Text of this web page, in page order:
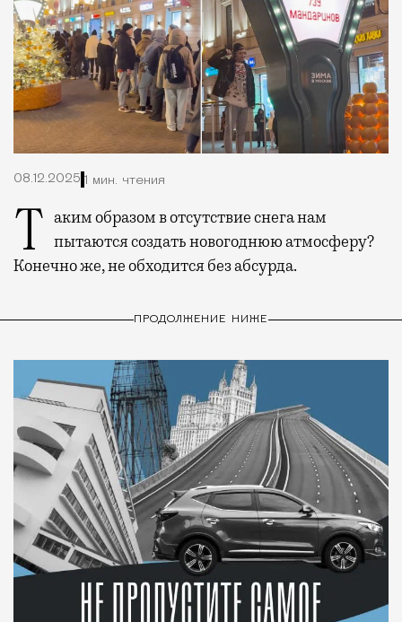
08.12.2025 1 мин. чтения
Таким образом в отсутствие снега нам пытаются создать новогоднюю атмосферу?
Конечно же, не обходится без абсурда.
ПРОДОЛЖЕНИЕ НИЖЕ